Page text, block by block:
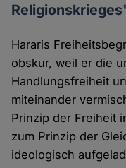
Hararis
obskur, weil er die
Handlungsfreiheit
miteinander
Prinzip der Freiheit
zum Prinzip der
ideologisch